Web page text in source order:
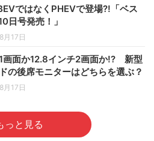
ではなくPHEVで登場?!「ベス
日号発売！」
月17日
画面か12.8インチ2画面か!? 新型
の後席モニターはどちらを選ぶ？
月17日
っと見る